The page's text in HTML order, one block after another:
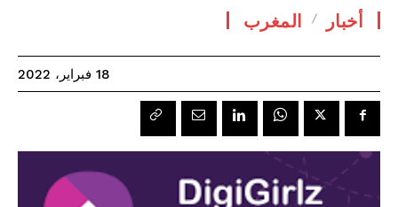
أخبار المغرب
18 فبراير، 2022